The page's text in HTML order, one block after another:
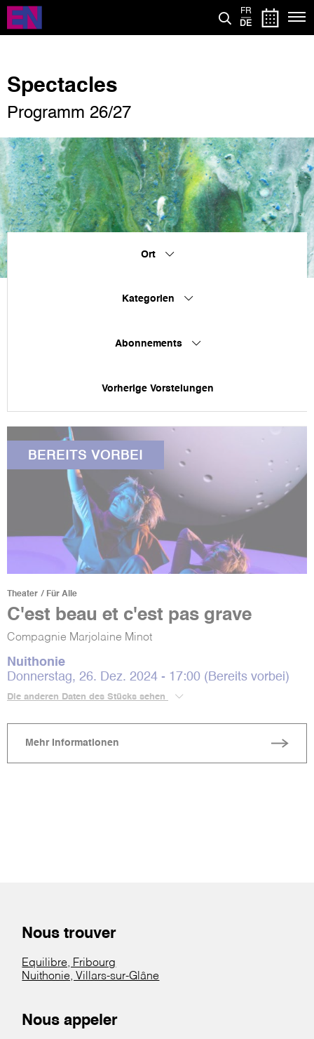
Direkt
zum
Inhalt
FR
DE
Spectacles
Programm 26/27
Ort
Kategorien
Abonnements
Vorherige Vorstelungen
BEREITS VORBEI
Theater Für Alle
C'est beau et c'est pas grave
Compagnie Marjolaine Minot
Nuithonie
Donnerstag, 26. Dez. 2024 - 17:00 (Bereits vorbei)
Die anderen Daten des Stücks sehen
Mehr Informationen
Nous trouver
Equilibre, Fribourg
Nuithonie, Villars-sur-Glâne
Nous appeler